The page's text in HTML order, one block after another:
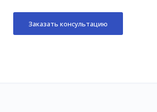
Заказать консультацию